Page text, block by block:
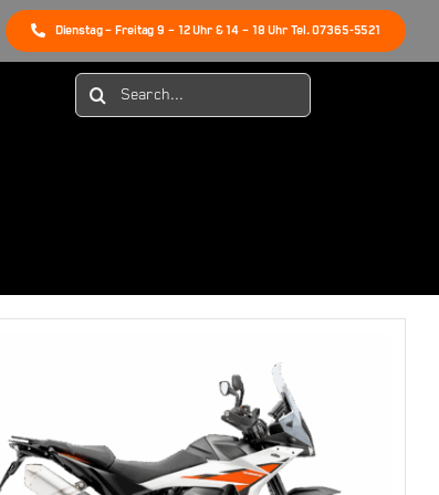
Dienstag – Freitag 9 – 12 Uhr & 14 – 18 Uhr Tel. 07365-5521
Suche
nach: